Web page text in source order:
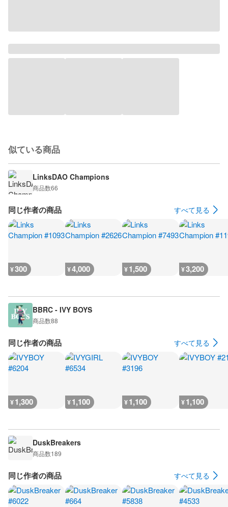
似ている商品
LinksDAO Champions
商品数66
同じ作者の商品 すべて見る
¥300 ¥4,000 ¥1,500 ¥3,200
BBRC - IVY BOYS
商品数88
同じ作者の商品 すべて見る
¥1,300 ¥1,100 ¥1,100 ¥1,100
DuskBreakers
商品数189
同じ作者の商品 すべて見る